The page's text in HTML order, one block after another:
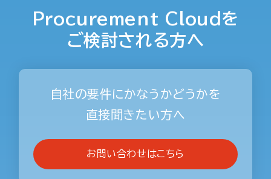
Procurement Cloudを
ご検討される方へ
自社の要件にかなうかどうかを
直接聞きたい方へ
お問い合わせはこちら